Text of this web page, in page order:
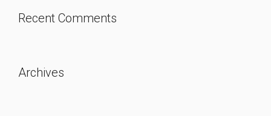
Recent Comments
Archives